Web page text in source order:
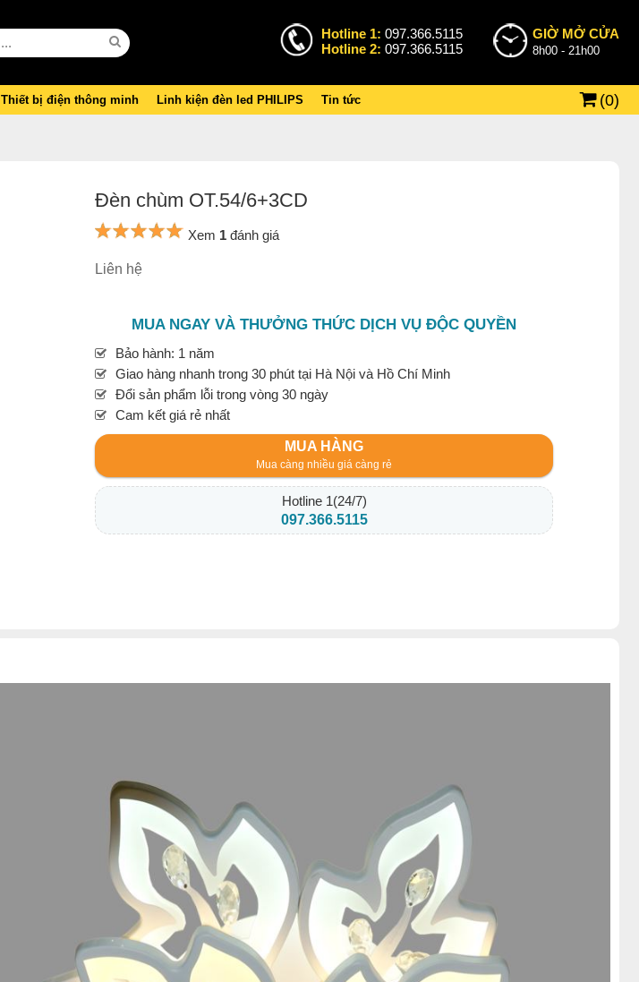
Hotline 1: 097.366.5115
Hotline 2: 097.366.5115
GIỜ MỞ CỬA
8h00 - 21h00
Thiết bị điện thông minh Linh kiện đèn led PHILIPS Tin tức (0)
Đèn chùm OT.54/6+3CD
Xem 1 đánh giá
Liên hệ
MUA NGAY VÀ THƯỞNG THỨC DỊCH VỤ ĐỘC QUYỀN
Bảo hành: 1 năm
Giao hàng nhanh trong 30 phút tại Hà Nội và Hồ Chí Minh
Đổi sản phẩm lỗi trong vòng 30 ngày
Cam kết giá rẻ nhất
MUA HÀNG
Mua càng nhiều giá càng rẻ
Hotline 1(24/7)
097.366.5115